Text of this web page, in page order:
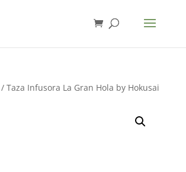
/ Taza Infusora La Gran Hola by Hokusai